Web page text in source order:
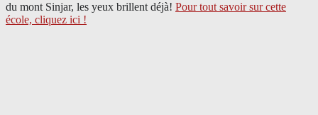
du mont Sinjar, les yeux brillent déjà! Pour tout savoir sur cette
école, cliquez ici !